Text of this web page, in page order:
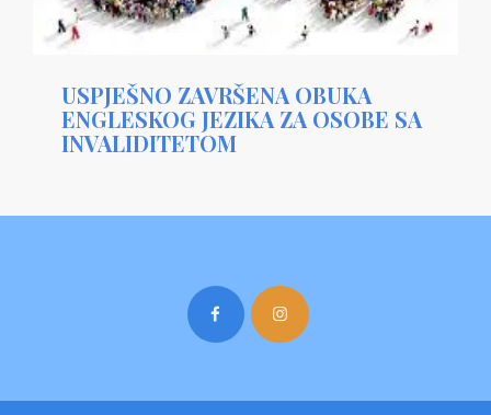
USPJEŠNO ZAVRŠENA OBUKA
ENGLESKOG JEZIKA ZA OSOBE SA
INVALIDITETOM